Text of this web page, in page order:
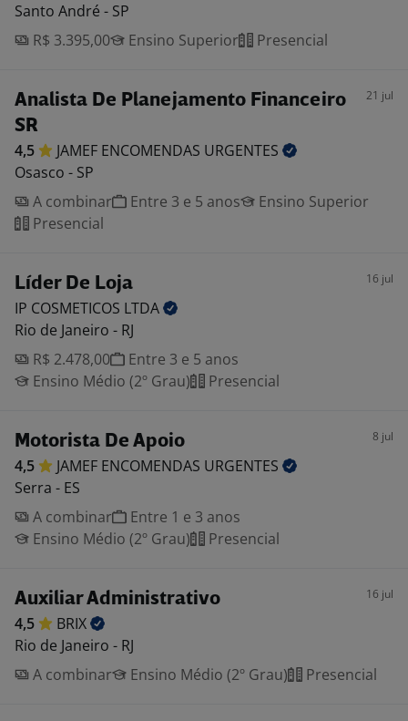
Santo André - SP
R$ 3.395,00
Ensino Superior Presencial
Analista De Planejamento Financeiro
SR
21 jul
4,5 JAMEF ENCOMENDAS URGENTES
Osasco - SP
A combinar
Entre 3 e 5 anos
Ensino Superior
Presencial
Líder De Loja 16 jul
IP COSMETICOS LTDA
Rio de Janeiro - RJ
R$ 2.478,00
Entre 3 e 5 anos
Ensino Médio (2º Grau)
Presencial
Motorista De Apoio 8 jul
4,5 JAMEF ENCOMENDAS URGENTES
Serra - ES
A combinar
Entre 1 e 3 anos
Ensino Médio (2º Grau)
Presencial
Auxiliar Administrativo 16 jul
4,5
BRIX
Rio de Janeiro - RJ
A combinar
Ensino Médio (2º Grau) Presencial